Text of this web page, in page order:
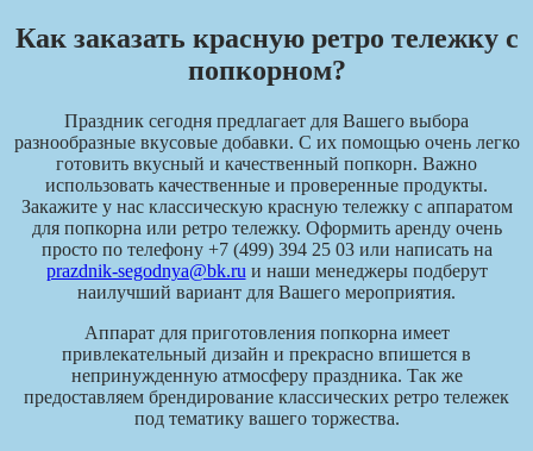
Как заказать красную ретро тележку с
попкорном?
Праздник сегодня предлагает для Вашего выбора
разнообразные вкусовые добавки. С их помощью очень легко
готовить вкусный и качественный попкорн. Важно
использовать качественные и проверенные продукты.
Закажите у нас классическую красную тележку с аппаратом
для попкорна или ретро тележку. Оформить аренду очень
просто по телефону +7 (499) 394 25 03или написать на
prazdnik-segodnya@bk.ru и наши менеджеры подберут
наилучший вариант для Вашего мероприятия.
Аппарат для приготовления попкорна имеет
привлекательный дизайн и прекрасно впишется в
непринужденную атмосферу праздника. Так же
предоставляем брендирование классических ретро тележек
под тематику вашего торжества.